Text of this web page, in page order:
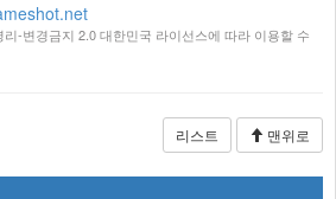
-변경금지 2.0 대한민국 라이선스에 따라 이용할 수
리스트 맨위로